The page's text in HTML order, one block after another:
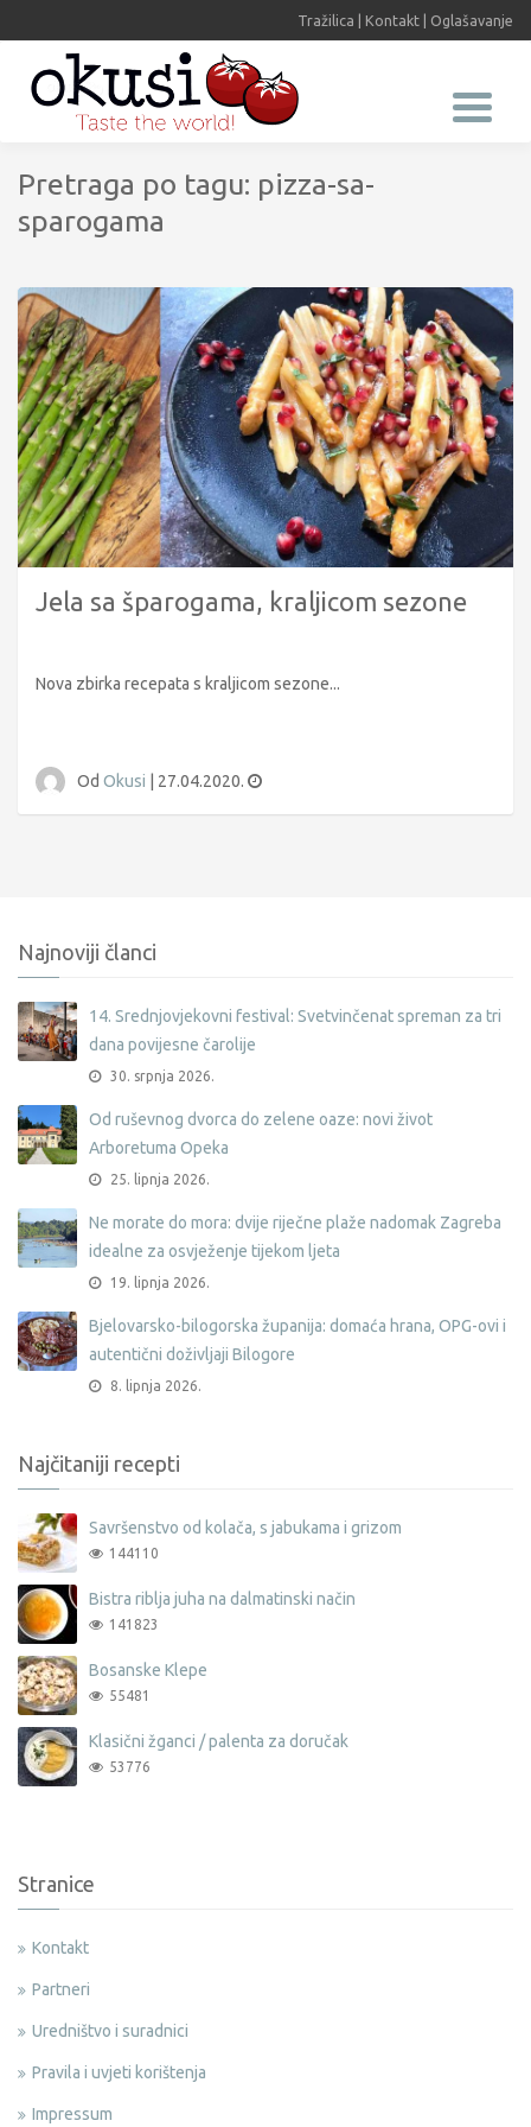
Tražilica Kontakt Oglašavanje
Pretraga po tagu: pizza-sa-
sparogama
Jela sa šparogama, kraljicom sezone
Nova zbirka recepata s kraljicom sezone...
Od Okusi | 27.04.2020.
Najnoviji članci
14. Srednjovjekovni festival: Svetvinčenat spreman za tri
dana povijesne čarolije
30. srpnja 2026.
Od ruševnog dvorca do zelene oaze: novi život
Arboretuma Opeka
25. lipnja 2026.
Ne morate do mora: dvije riječne plaže nadomak Zagreba
idealne za osvježenje tijekom ljeta
19. lipnja 2026.
Bjelovarsko-bilogorska županija: domaća hrana, OPG-ovi i
autentični doživljaji Bilogore
8. lipnja 2026.
Najčitaniji recepti
Savršenstvo od kolača, s jabukama i grizom
144110
Bistra riblja juha na dalmatinski način
141823
Bosanske Klepe
55481
Klasični žganci / palenta za doručak
53776
Stranice
Kontakt
Partneri
Uredništvo i suradnici
Pravila i uvjeti korištenja
Impressum